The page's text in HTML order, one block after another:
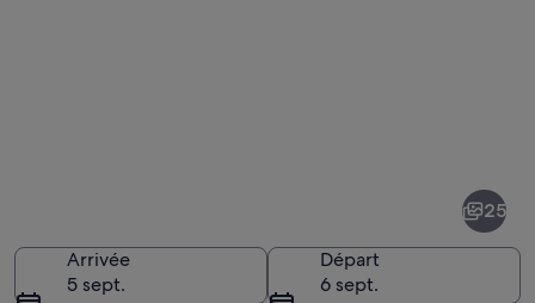
25
Arrivée
5 sept.
Départ
6 sept.